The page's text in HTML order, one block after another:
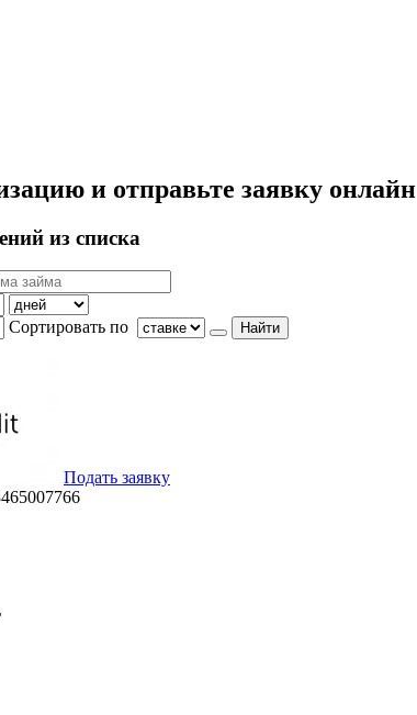
и отправьте заявку онлайн
из списка
Сортировать по Найти
Подать заявку